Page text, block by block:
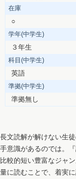
在庫
○
学年(中学生)
３年生
科目(中学生)
英語
準拠(中学生)
準拠無し
長文読解が解けない生
手意識があるのでは。
比較的短い豊富なジャ
量に読むことで、着実